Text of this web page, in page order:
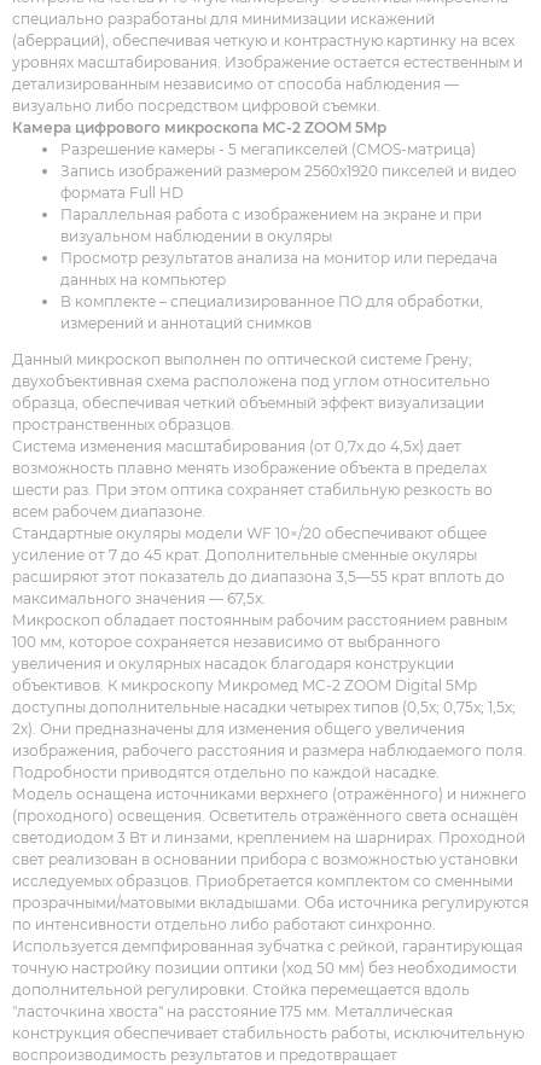
специально разработаны для минимизации искажений
(аберраций), обеспечивая четкую и контрастную картинку на всех
уровнях масштабирования. Изображение остается естественным и
детализированным независимо от способа наблюдения —
визуально либо посредством цифровой съемки.
Камера цифрового микроскопа MC-2 ZOOM 5Mp
Разрешение камеры - 5 мегапикселей (CMOS-матрица)
Запись изображений размером 2560x1920 пикселей и видео
формата Full HD
Параллельная работа с изображением на экране и при
визуальном наблюдении в окуляры
Просмотр результатов анализа на монитор или передача
данных на компьютер
В комплекте – специализированное ПО для обработки,
измерений и аннотаций снимков
Данный микроскоп выполнен по оптической системе Грену;
двухобъективная схема расположена под углом относительно
образца, обеспечивая четкий объемный эффект визуализации
пространственных образцов.
Система изменения масштабирования (от 0,7x до 4,5x) дает
возможность плавно менять изображение объекта в пределах
шести раз. При этом оптика сохраняет стабильную резкость во
всем рабочем диапазоне.
Стандартные окуляры модели WF 10×/20 обеспечивают общее
усиление от 7 до 45 крат. Дополнительные сменные окуляры
расширяют этот показатель до диапазона 3,5—55 крат вплоть до
максимального значения — 67,5x.
Микроскоп обладает постоянным рабочим расстоянием равным
100 мм, которое сохраняется независимо от выбранного
увеличения и окулярных насадок благодаря конструкции
объективов. К микроскопу Микромед MC-2 ZOOM Digital 5Mp
доступны дополнительные насадки четырех типов (0,5x; 0,75x; 1,5x;
2x). Они предназначены для изменения общего увеличения
изображения, рабочего расстояния и размера наблюдаемого поля.
Подробности приводятся отдельно по каждой насадке.
Модель оснащена источниками верхнего (отражённого) и нижнего
(проходного) освещения. Осветитель отражённого света оснащён
светодиодом 3 Вт и линзами, креплением на шарнирах. Проходной
свет реализован в основании прибора с возможностью установки
исследуемых образцов. Приобретается комплектом со сменными
прозрачными/матовыми вкладышами. Оба источника регулируются
по интенсивности отдельно либо работают синхронно.
Используется демпфированная зубчатка с рейкой, гарантирующая
точную настройку позиции оптики (ход 50 мм) без необходимости
дополнительной регулировки. Стойка перемещается вдоль
"ласточкина хвоста" на расстояние 175 мм. Металлическая
конструкция обеспечивает стабильность работы, исключительную
воспроизводимость результатов и предотвращает